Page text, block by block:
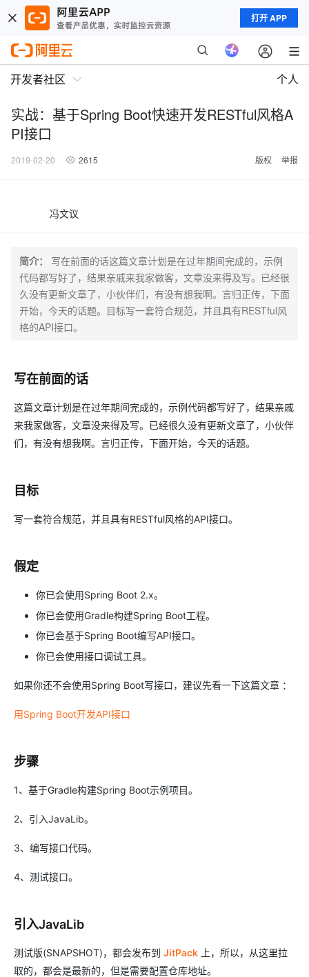
打开 APP
开发者社区 个人
实战：基于Spring Boot快速开发RESTful风格A
PI接口
2019-02-20 2615 版权 举报
冯文议
简介：
写在前面的话这篇文章计划是在过年期间完成的，示例
代码都写好了，结果亲戚来我家做客，文章没来得及写。已经很
久没有更新文章了，小伙伴们，有没有想我啊。言归正传，下面
开始，今天的话题。目标写一套符合规范，并且具有RESTful风
格的API接口。
写在前面的话
这篇文章计划是在过年期间完成的，示例代码都写好了，结果亲戚
来我家做客，文章没来得及写。已经很久没有更新文章了，小伙伴
们，有没有想我啊。言归正传，下面开始，今天的话题。
目标
写一套符合规范，并且具有RESTful风格的API接口。
假定
你已会使用Spring Boot 2.x。
你已会使用Gradle构建Spring Boot工程。
你已会基于Spring Boot编写API接口。
你已会使用接口调试工具。
如果你还不会使用Spring Boot写接口，建议先看一下这篇文章 ：
用Spring Boot开发API接口
步骤
1、基于Gradle构建Spring Boot示例项目。
2、引入JavaLib。
3、编写接口代码。
4、测试接口。
引入JavaLib
测试版(SNAPSHOT)，都会发布到 JitPack 上，所以，从这里拉
取的，都会是最新的，但是需要配置仓库地址。